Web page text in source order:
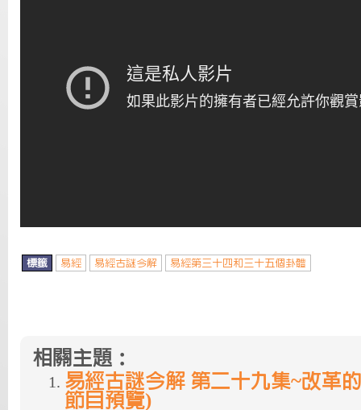
標籤 易經 易經古謎今解 易經第三十四和三十五個卦體
相關主題：
易經古謎今解 第二十九集~改革
節目預覽)